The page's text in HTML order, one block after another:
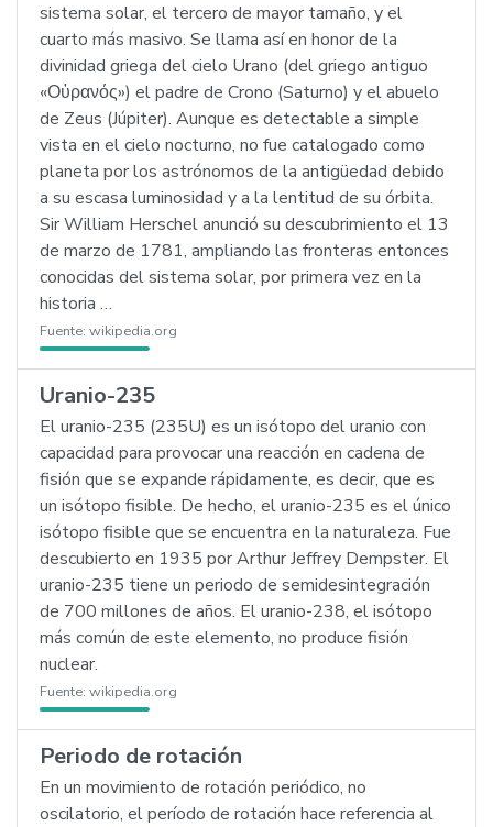
sistema solar, el tercero de mayor tamaño, y el
cuarto más masivo. Se llama así en honor de la
divinidad griega del cielo Urano (del griego antiguo
«Οὐρανός») el padre de Crono (Saturno) y el abuelo
de Zeus (Júpiter). Aunque es detectable a simple
vista en el cielo nocturno, no fue catalogado como
planeta por los astrónomos de la antigüedad debido
a su escasa luminosidad y a la lentitud de su órbita.
Sir William Herschel anunció su descubrimiento el 13
de marzo de 1781, ampliando las fronteras entonces
conocidas del sistema solar, por primera vez en la
historia …
Fuente: wikipedia.org
Uranio-235
El uranio-235 (235U) es un isótopo del uranio con
capacidad para provocar una reacción en cadena de
fisión que se expande rápidamente, es decir, que es
un isótopo fisible. De hecho, el uranio-235 es el único
isótopo fisible que se encuentra en la naturaleza. Fue
descubierto en 1935 por Arthur Jeffrey Dempster. El
uranio-235 tiene un periodo de semidesintegración
de 700 millones de años. El uranio-238, el isótopo
más común de este elemento, no produce fisión
nuclear.
Fuente: wikipedia.org
Periodo de rotación
En un movimiento de rotación periódico, no
oscilatorio, el período de rotación hace referencia al